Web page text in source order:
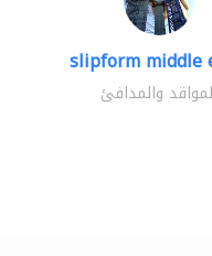
slipform middle
والمدافئ